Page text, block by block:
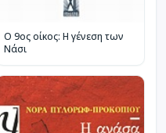
Ο 9ος οίκος: Η γένεση των
Νάσι